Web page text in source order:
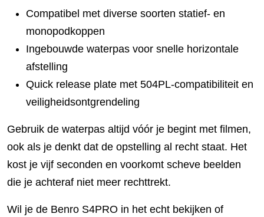
Compatibel met diverse soorten statief- en
monopodkoppen
Ingebouwde waterpas voor snelle horizontale
afstelling
Quick release plate met 504PL-compatibiliteit en
veiligheidsontgrendeling
Gebruik de waterpas altijd vóór je begint met filmen,
ook als je denkt dat de opstelling al recht staat. Het
kost je vijf seconden en voorkomt scheve beelden
die je achteraf niet meer rechttrekt.
Wil je de Benro S4PRO in het echt bekijken of